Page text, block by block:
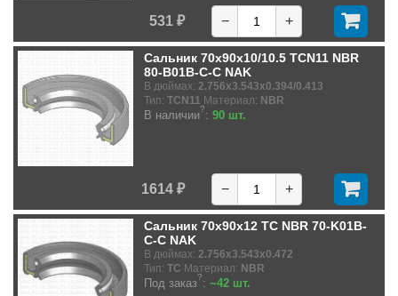
531 ₽ − +
Сальник 70x90x10/10.5 TCN11 NBR
80-B01B-C-C NAK
В дюймах: 2.756x3.543x0.394/0.413
Тип: TCN11 Материал: NBR
В наличии?: 90 шт.
1614 ₽ − +
Сальник 70x90x12 TC NBR 70-K01B-
C-C NAK
В дюймах: 2.756x3.543x0.472
Тип: TC Материал: NBR
Под заказ?: ~42 шт.